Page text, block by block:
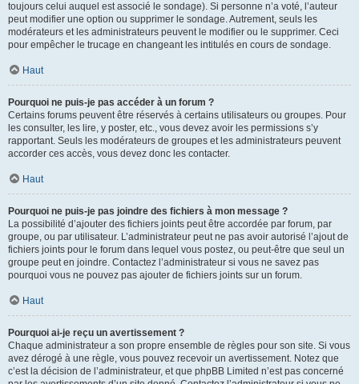
toujours celui auquel est associé le sondage). Si personne n’a voté, l’auteur
peut modifier une option ou supprimer le sondage. Autrement, seuls les
modérateurs et les administrateurs peuvent le modifier ou le supprimer. Ceci
pour empêcher le trucage en changeant les intitulés en cours de sondage.
Haut
Pourquoi ne puis-je pas accéder à un forum ?
Certains forums peuvent être réservés à certains utilisateurs ou groupes. Pour
les consulter, les lire, y poster, etc., vous devez avoir les permissions s’y
rapportant. Seuls les modérateurs de groupes et les administrateurs peuvent
accorder ces accès, vous devez donc les contacter.
Haut
Pourquoi ne puis-je pas joindre des fichiers à mon message ?
La possibilité d’ajouter des fichiers joints peut être accordée par forum, par
groupe, ou par utilisateur. L’administrateur peut ne pas avoir autorisé l’ajout de
fichiers joints pour le forum dans lequel vous postez, ou peut-être que seul un
groupe peut en joindre. Contactez l’administrateur si vous ne savez pas
pourquoi vous ne pouvez pas ajouter de fichiers joints sur un forum.
Haut
Pourquoi ai-je reçu un avertissement ?
Chaque administrateur a son propre ensemble de règles pour son site. Si vous
avez dérogé à une règle, vous pouvez recevoir un avertissement. Notez que
c’est la décision de l’administrateur, et que phpBB Limited n’est pas concerné